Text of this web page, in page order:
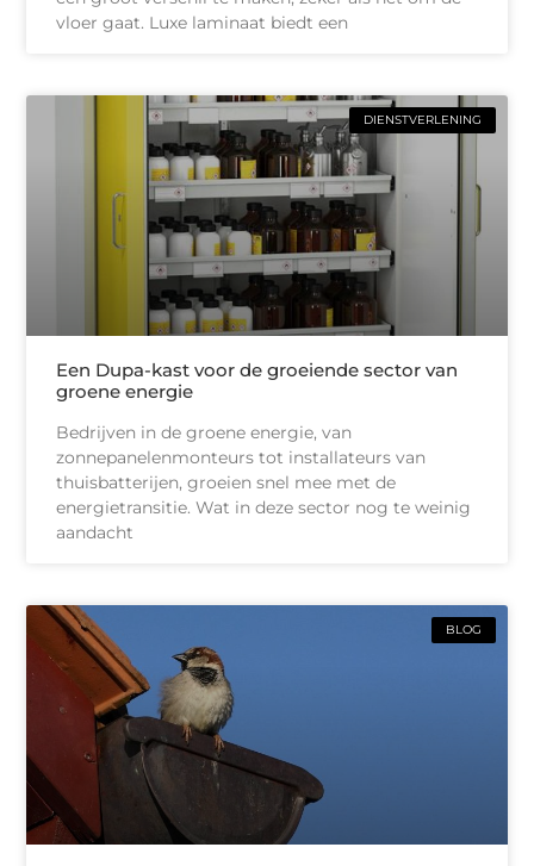
vloer gaat. Luxe laminaat biedt een
DIENSTVERLENING
Een Dupa-kast voor de groeiende sector van
groene energie
Bedrijven in de groene energie, van
zonnepanelenmonteurs tot installateurs van
thuisbatterijen, groeien snel mee met de
energietransitie. Wat in deze sector nog te weinig
aandacht
BLOG